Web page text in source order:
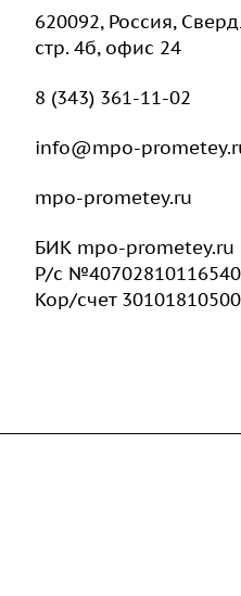
620092, Россия,
стр. 4б, офис 24
8 (343) 361-11-02
info@mpo-
mpo-prometey.ru
БИК mpo-prometey.ru
Р/с
Кор/счет